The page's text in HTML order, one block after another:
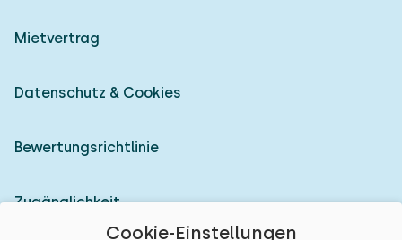
Cookie-Einstellungen
Mietvertrag
Datenschutz & Cookies
Bewertungsrichtlinie
Zugänglichkeit